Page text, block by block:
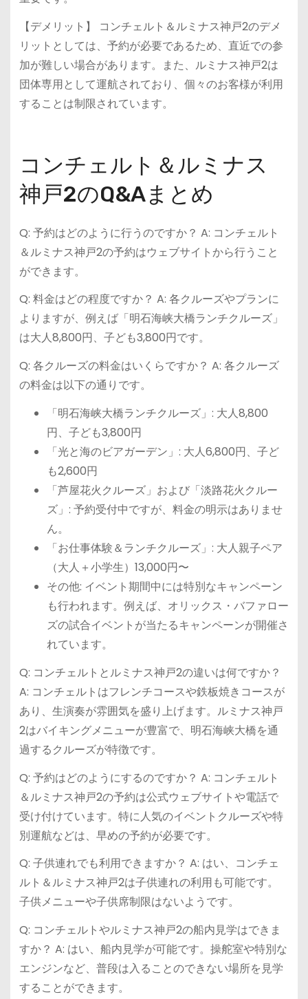
【デメリット】 コンチェルト＆ルミナス神戸2のデメ
リットとしては、予約が必要であるため、直近での参
加が難しい場合があります。また、ルミナス神戸2は
団体専用として運航されており、個々のお客様が利用
することは制限されています。
コンチェルト＆ルミナス
神戸2のQ&Aまとめ
Q: 予約はどのように行うのですか？ A: コンチェルト
＆ルミナス神戸2の予約はウェブサイトから行うこと
ができます。
Q: 料金はどの程度ですか？ A: 各クルーズやプランに
よりますが、例えば「明石海峡大橋ランチクルーズ」
は大人8,800円、子ども3,800円です。
Q: 各クルーズの料金はいくらですか？ A: 各クルーズ
の料金は以下の通りです。
「明石海峡大橋ランチクルーズ」: 大人8,800
円、子ども3,800円
「光と海のビアガーデン」: 大人6,800円、子ど
も2,600円
「芦屋花火クルーズ」および「淡路花火クルー
ズ」: 予約受付中ですが、料金の明示はありませ
ん。
「お仕事体験＆ランチクルーズ」: 大人親子ペア
（大人＋小学生）13,000円〜
その他: イベント期間中には特別なキャンペーン
も行われます。例えば、オリックス・バファロー
ズの試合イベントが当たるキャンペーンが開催さ
れています。
Q: コンチェルトとルミナス神戸2の違いは何ですか？
A: コンチェルトはフレンチコースや鉄板焼きコースが
あり、生演奏が雰囲気を盛り上げます。ルミナス神戸
2はバイキングメニューが豊富で、明石海峡大橋を通
過するクルーズが特徴です。
Q: 予約はどのようにするのですか？ A: コンチェルト
＆ルミナス神戸2の予約は公式ウェブサイトや電話で
受け付けています。特に人気のイベントクルーズや特
別運航などは、早めの予約が必要です。
Q: 子供連れでも利用できますか？ A: はい、コンチェ
ルト＆ルミナス神戸2は子供連れの利用も可能です。
子供メニューや子供席制限はないようです。
Q: コンチェルトやルミナス神戸2の船内見学はできま
すか？ A: はい、船内見学が可能です。操舵室や特別な
エンジンなど、普段は入ることのできない場所を見学
することができます。